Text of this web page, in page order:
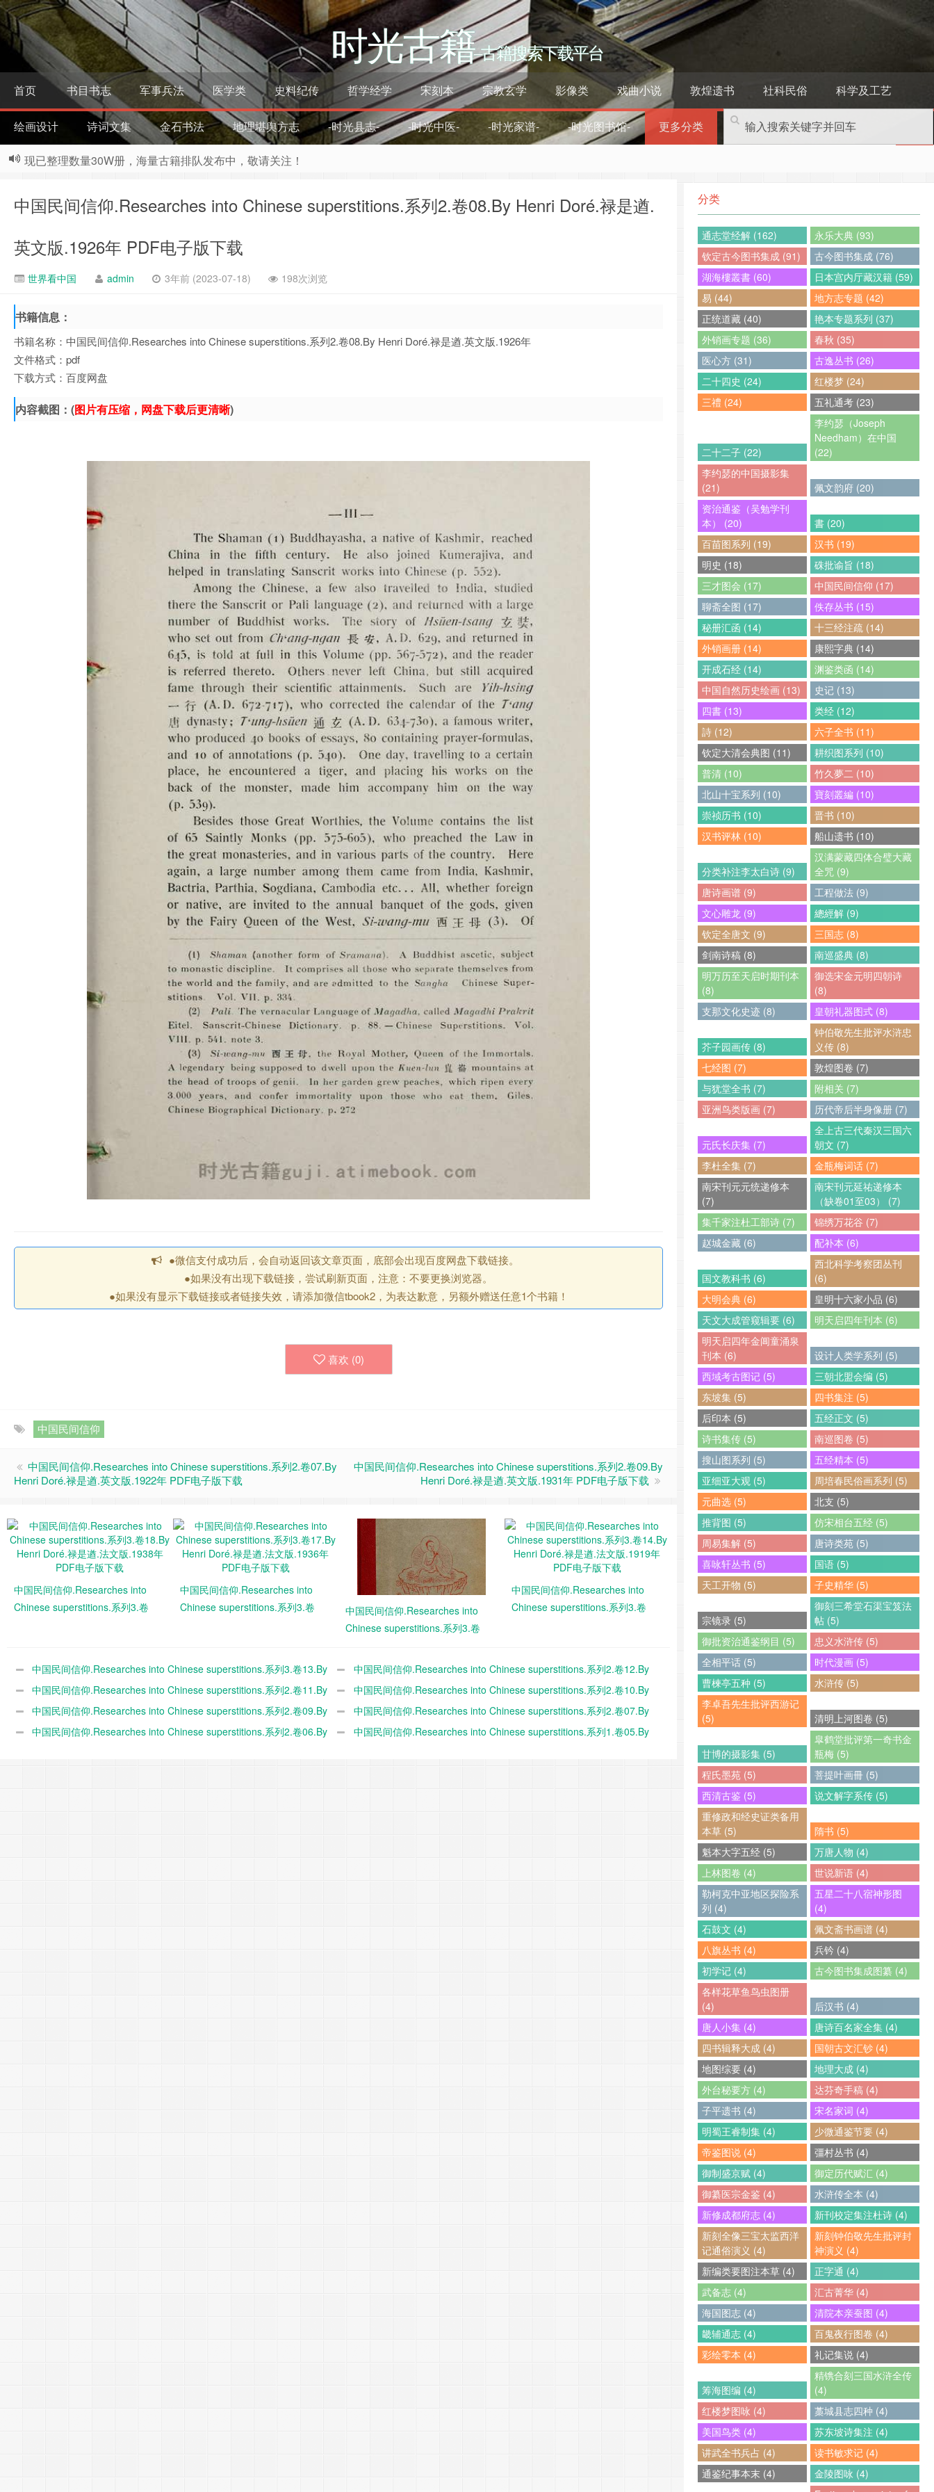
时光古籍–古籍搜索下载平台
首页 书目书志 军事兵法 医学类 史料纪传 哲学经学 宋刻本 宗教玄学 影像类 戏曲小说 敦煌遗书 社科民俗 科学及工艺
绘画设计 诗词文集 金石书法 地理堪舆方志 -时光县志- -时光中医- -时光家谱- -时光图书馆- 更多分类
现已整理数量30W册，海量古籍排队发布中，敬请关注！
中国民间信仰.Researches into Chinese superstitions.系列2.卷08.By Henri Doré.禄是遒.
英文版.1926年 PDF电子版下载
世界看中国 admin 3年前 (2023-07-18) 198次浏览
书籍信息：
书籍名称：中国民间信仰.Researches into Chinese superstitions.系列2.卷08.By Henri Doré.禄是遒.英文版.1926年
文件格式：pdf
下载方式：百度网盘
内容截图：(图片有压缩，网盘下载后更清晰)
●微信支付成功后，会自动返回该文章页面，底部会出现百度网盘下载链接。
●如果没有出现下载链接，尝试刷新页面，注意：不要更换浏览器。
●如果没有显示下载链接或者链接失效，请添加微信tbook2，为表达歉意，另额外赠送任意1个书籍！
喜欢 (0)
中国民间信仰
中国民间信仰.Researches into Chinese superstitions.系列2.卷07.By
Henri Doré.禄是遒.英文版.1922年 PDF电子版下载
中国民间信仰.Researches into Chinese superstitions.系列2.卷09.By
Henri Doré.禄是遒.英文版.1931年 PDF电子版下载
中国民间信仰.Researches into
Chinese superstitions.系列3.卷
中国民间信仰.Researches into
Chinese superstitions.系列3.卷
中国民间信仰.Researches into
Chinese superstitions.系列3.卷
版.1929年 PDF电子版下载
中国民间信仰.Researches into
Chinese superstitions.系列3.卷
中国民间信仰.Researches into Chinese superstitions.系列3.卷13.By
Henri Doré.禄是遒.英文版.1938年 PDF电子版下载
中国民间信仰.Researches into Chinese superstitions.系列2.卷12.By
Henri Doré.禄是遒.法文版.1918年 PDF电子版下载
中国民间信仰.Researches into Chinese superstitions.系列2.卷11.By
Henri Doré.禄是遒.法文版.1916年 PDF电子版下载
中国民间信仰.Researches into Chinese superstitions.系列2.卷10.By
Henri Doré.禄是遒.英文版.1933年 PDF电子版下载
中国民间信仰.Researches into Chinese superstitions.系列2.卷09.By
Henri Doré.禄是遒.英文版.1931年 PDF电子版下载
中国民间信仰.Researches into Chinese superstitions.系列2.卷07.By
Henri Doré.禄是遒.英文版.1922年 PDF电子版下载
中国民间信仰.Researches into Chinese superstitions.系列2.卷06.By
中国民间信仰.Researches into Chinese superstitions.系列1.卷05.By
分类
通志堂经解 (162)
永乐大典 (93)
钦定古今图书集成 (91)
古今图书集成 (76)
湖海樓叢書 (60)
日本宫内厅藏汉籍 (59)
易 (44)
地方志专题 (42)
正统道藏 (40)
艳本专题系列 (37)
外销画专题 (36)
春秋 (35)
医心方 (31)
古逸丛书 (26)
二十四史 (24)
红楼梦 (24)
三禮 (24)
五礼通考 (23)
二十二子 (22)
李约瑟（Joseph
Needham）在中国
(22)
李约瑟的中国摄影集
(21)
佩文韵府 (20)
资治通鉴（吴勉学刊
本） (20)
書 (20)
百苗图系列 (19)
汉书 (19)
明史 (18)
硃批谕旨 (18)
三才图会 (17)
中国民间信仰 (17)
聊斋全图 (17)
佚存丛书 (15)
秘册汇函 (14)
十三经注疏 (14)
外销画册 (14)
康熙字典 (14)
开成石经 (14)
渊鉴类函 (14)
中国自然历史绘画 (13)
史记 (13)
四書 (13)
类经 (12)
詩 (12)
六子全书 (11)
钦定大清会典图 (11)
耕织图系列 (10)
普清 (10)
竹久夢二 (10)
北山十宝系列 (10)
寶刻叢編 (10)
崇祯历书 (10)
晋书 (10)
汉书评林 (10)
船山遗书 (10)
分类补注李太白诗 (9)
汉满蒙藏四体合璧大藏
全咒 (9)
唐诗画谱 (9)
工程做法 (9)
文心雕龙 (9)
總經解 (9)
钦定全唐文 (9)
三国志 (8)
剑南诗稿 (8)
南巡盛典 (8)
明万历至天启时期刊本
(8)
御选宋金元明四朝诗
(8)
支那文化史迹 (8)
皇朝礼器图式 (8)
芥子园画传 (8)
钟伯敬先生批评水浒忠
义传 (8)
七经图 (7)
敦煌图卷 (7)
与犹堂全书 (7)
附相关 (7)
亚洲鸟类版画 (7)
历代帝后半身像册 (7)
元氏长庆集 (7)
全上古三代秦汉三国六
朝文 (7)
李杜全集 (7)
金瓶梅词话 (7)
南宋刊元元统递修本
(7)
南宋刊元延祐递修本
（缺卷01至03） (7)
集千家注杜工部诗 (7)
锦绣万花谷 (7)
赵城金藏 (6)
配补本 (6)
国文教科书 (6)
西北科学考察团丛刊
(6)
大明会典 (6)
皇明十六家小品 (6)
天文大成管窥辑要 (6)
明天启四年刊本 (6)
明天启四年金阊童涌泉
刊本 (6)
设计人类学系列 (5)
西域考古图记 (5)
三朝北盟会编 (5)
东坡集 (5)
四书集注 (5)
后印本 (5)
五经正文 (5)
诗书集传 (5)
南巡图卷 (5)
搜山图系列 (5)
五经精本 (5)
亚细亚大观 (5)
周培春民俗画系列 (5)
元曲选 (5)
北支 (5)
推背图 (5)
仿宋相台五经 (5)
周易集解 (5)
唐诗类苑 (5)
喜咏轩丛书 (5)
国语 (5)
天工开物 (5)
子史精华 (5)
宗镜录 (5)
御刻三希堂石渠宝笈法
帖 (5)
御批资治通鉴纲目 (5)
忠义水浒传 (5)
全相平话 (5)
时代漫画 (5)
曹楝亭五种 (5)
水浒传 (5)
李卓吾先生批评西游记
(5)
清明上河图卷 (5)
甘博的摄影集 (5)
皐鹤堂批评第一奇书金
瓶梅 (5)
程氏墨苑 (5)
菩提叶画冊 (5)
西清古鉴 (5)
说文解字系传 (5)
重修政和经史证类备用
本草 (5)
隋书 (5)
魁本大字五经 (5)
万唐人物 (4)
上林图卷 (4)
世说新语 (4)
勒柯克中亚地区探险系
列 (4)
五星二十八宿神形图
(4)
石鼓文 (4)
佩文斋书画谱 (4)
八旗丛书 (4)
兵钤 (4)
初学记 (4)
古今图书集成图纂 (4)
各样花草鱼鸟虫图册
(4)
后汉书 (4)
唐人小集 (4)
唐诗百名家全集 (4)
四书辑释大成 (4)
国朝古文汇钞 (4)
地图综要 (4)
地理大成 (4)
外台秘要方 (4)
达芬奇手稿 (4)
子平遗书 (4)
宋名家词 (4)
明蜀王睿制集 (4)
少微通鉴节要 (4)
帝鉴图说 (4)
彊村丛书 (4)
御制盛京赋 (4)
御定历代赋汇 (4)
御纂医宗金鉴 (4)
水浒传全本 (4)
新修成都府志 (4)
新刊校定集注杜诗 (4)
新刻全像三宝太监西洋
记通俗演义 (4)
新刻钟伯敬先生批评封
神演义 (4)
新编类要图注本草 (4)
正字通 (4)
武备志 (4)
汇古菁华 (4)
海国图志 (4)
清院本亲蚕图 (4)
畿辅通志 (4)
百鬼夜行图卷 (4)
彩绘零本 (4)
礼记集说 (4)
筹海图编 (4)
精镌合刻三国水浒全传
(4)
红楼梦图咏 (4)
藁城县志四种 (4)
美国鸟类 (4)
苏东坡诗集注 (4)
讲武全书兵占 (4)
读书敏求记 (4)
通鉴纪事本末 (4)
金陵图咏 (4)